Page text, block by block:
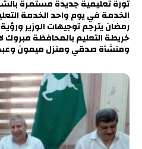
الخدمة في يوم واحد الخدمة
رمضان يترجم توجيهات الوزير
خريطة التعليم بالمحافظة مبروك
ومنشأة صدقي ومنزل ميمون